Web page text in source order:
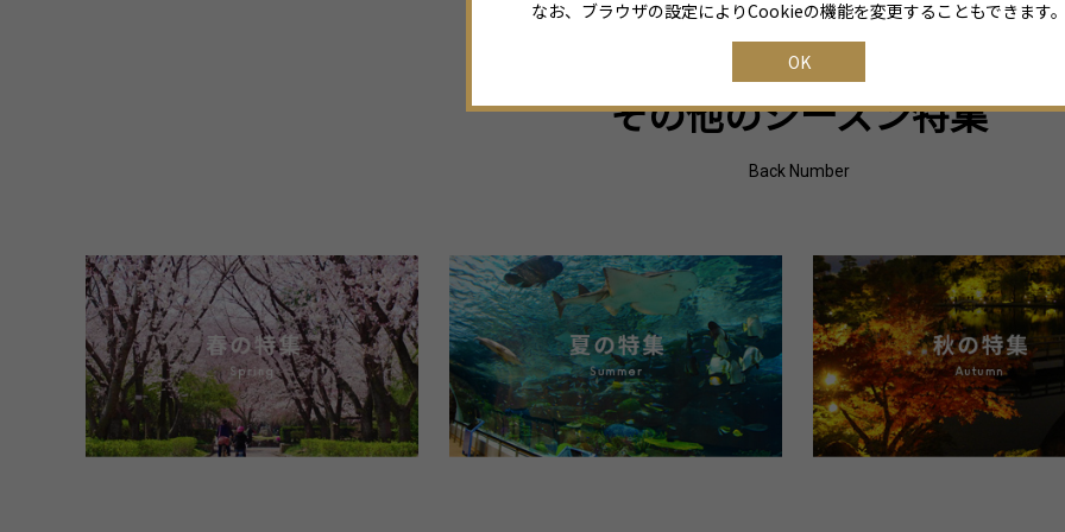
その他のシーズン特集
Back Number
なお、ブラウザの設定によりCookieの機能を変更することもできます
OK